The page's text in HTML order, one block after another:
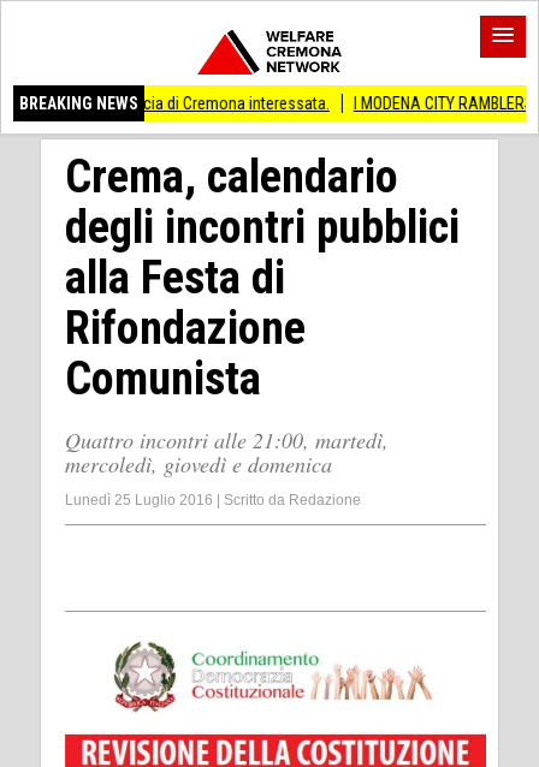
BREAKING NEWS
provincia di Cremona interessata. I MODENA CITY RAMBLERS
Crema, calendario
degli incontri pubblici
alla Festa di
Rifondazione
Comunista
Quattro incontri alle 21:00, martedì,
mercoledì, giovedì e domenica
Lunedì 25 Luglio 2016 Scritto da Redazione